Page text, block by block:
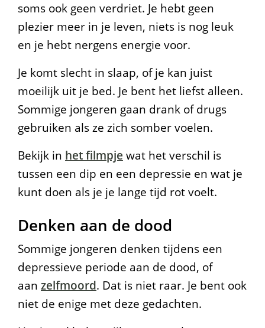
soms ook geen verdriet. Je hebt geen
plezier meer in je leven, niets is nog leuk
en je hebt nergens energie voor.
Je komt slecht in slaap, of je kan juist
moeilijk uit je bed. Je bent het liefst alleen.
Sommige jongeren gaan drank of drugs
gebruiken als ze zich somber voelen.
Bekijk in het filmpje wat het verschil is
tussen een dip en een depressie en wat je
kunt doen als je je lange tijd rot voelt.
Denken aan de dood
Sommige jongeren denken tijdens een
depressieve periode aan de dood, of
aan zelfmoord. Dat is niet raar. Je bent ook
niet de enige met deze gedachten.